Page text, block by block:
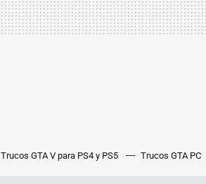
Trucos GTA V para PS4 y PS5 Trucos GTA PC